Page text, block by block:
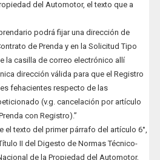
del Automotor, el texto que a
podrá fijar una dirección de
de Prenda y en la Solicitud Tipo
la casilla de correo electrónico allí
dirección válida para que el Registro
fehacientes respecto de las
(v.g. cancelación por artículo
con Registro).”
el texto del primer párrafo del artículo 6°,
II del Digesto de Normas Técnico-
de la Propiedad del Automotor,